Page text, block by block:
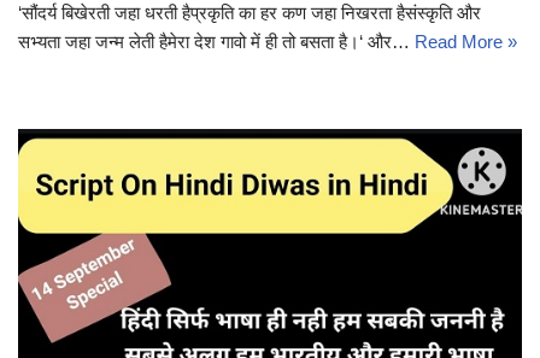
‘सौंदर्य बिखेरती जहा धरती हैप्रकृति का हर कण जहा निखरता हैसंस्कृति और
सभ्यता जहा जन्म लेती हैमेरा देश गावो में ही तो बसता है।‘ और… Read More »